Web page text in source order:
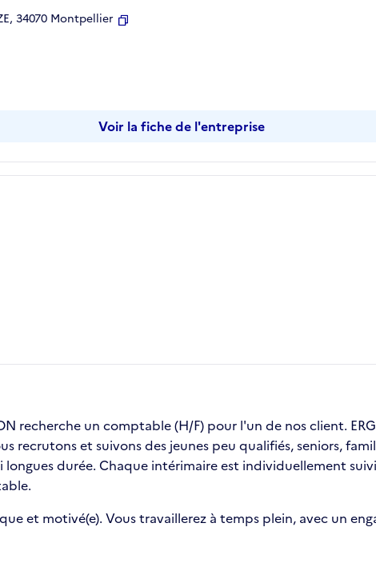
recherche un comptable (H/F) pour l'un de nos client.
recrutons et suivons des jeunes peu qualifiés, seniors,
durée. Chaque intérimaire est individuellement
et motivé(e). Vous travaillerez à temps plein, avec un
34070 Montpellier
Voir la fiche de l'entreprise